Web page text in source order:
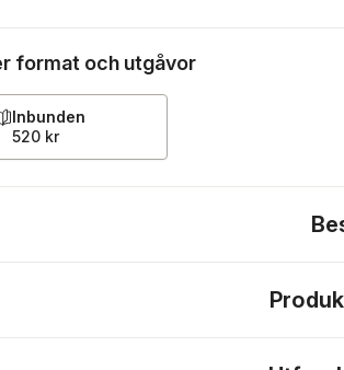
format och utgåvor
Inbunden
520 kr